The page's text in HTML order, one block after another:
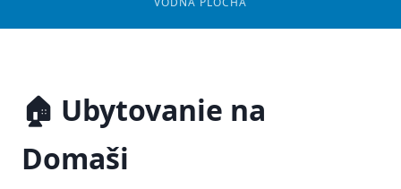
🏠 Ubytovanie na
Domaši